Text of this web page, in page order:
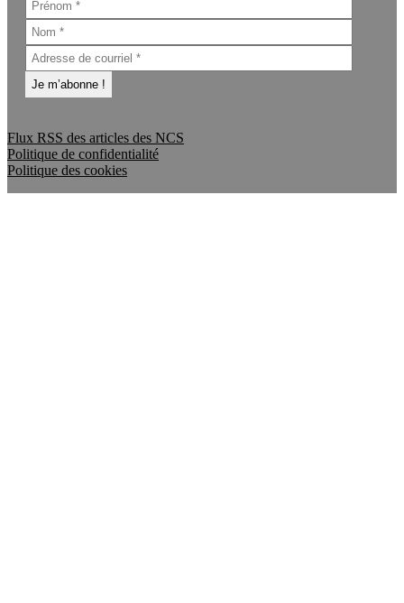
Flux RSS des articles des NCS
Politique de confidentialité
Politique des cookies